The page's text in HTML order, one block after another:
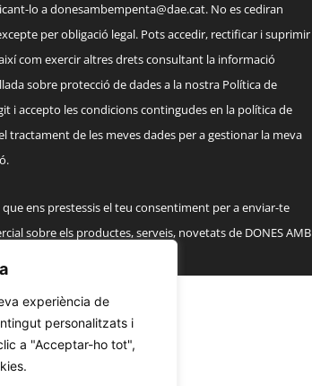
experiència de
personalitzats i
a "Acceptar-ho tot",
lo adonesambempenta@dae.cat. No es cediran
per obligació legal. Pots accedir, rectificar i suprimir
com exercir altres drets consultant la informació
sobre protecció de dades a la nostra Política de
i accepto les condicions contingudes en la política de
tractament de les meves dades per a gestionar la meva
que ens prestessis el teu consentiment per a enviar-te
sobre els productes, serveis, novetats de DONES AMB